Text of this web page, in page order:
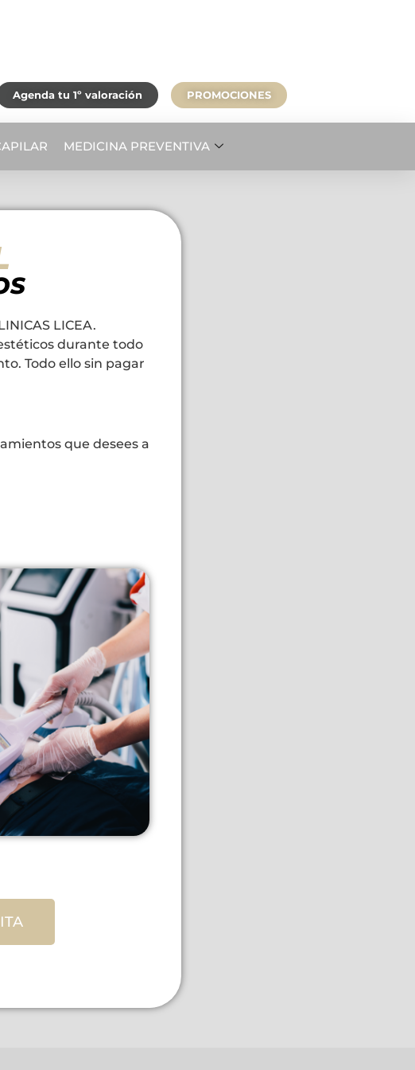
Agenda tu 1º valoración PROMOCIONES
MEDICINA PREVENTIVA
LICEA.
durante todo
Todo ello sin pagar
que desees a